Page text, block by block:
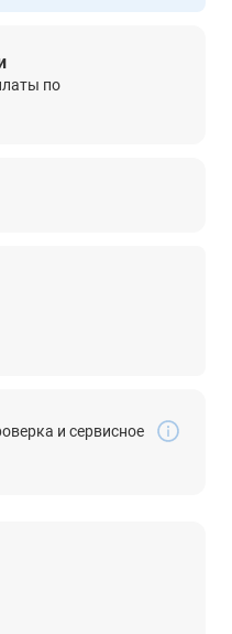
по
и сервисное